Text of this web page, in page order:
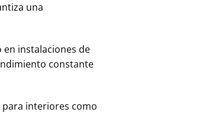
una
instalaciones de
constante
interiores como